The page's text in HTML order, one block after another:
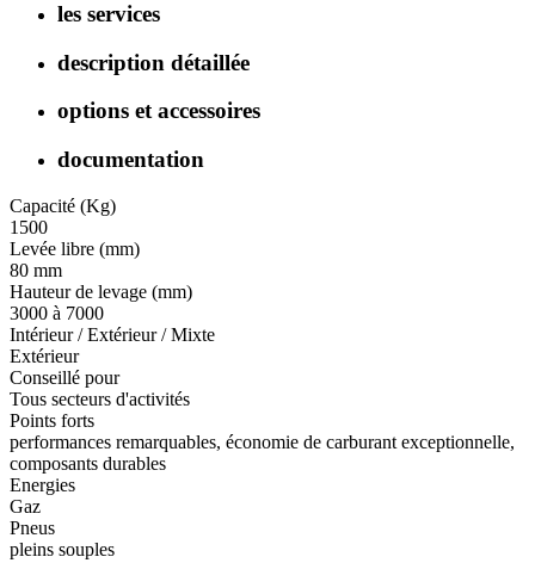
les services
description détaillée
options et accessoires
documentation
Capacité (Kg)
1500
Levée libre (mm)
80 mm
Hauteur de levage (mm)
3000 à 7000
Intérieur / Extérieur / Mixte
Extérieur
Conseillé pour
Tous secteurs d'activités
Points forts
performances remarquables, économie de carburant exceptionnelle,
composants durables
Energies
Gaz
Pneus
pleins souples